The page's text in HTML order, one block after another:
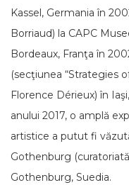
Kassel, Germania în
Borriaud) la CAPC
Bordeaux, Franţa în
(secţiunea “Strategies
Florence Dérieux) în
anului 2017, o amplă
artistice a putut fi
Gothenburg
Gothenburg, Suedia.